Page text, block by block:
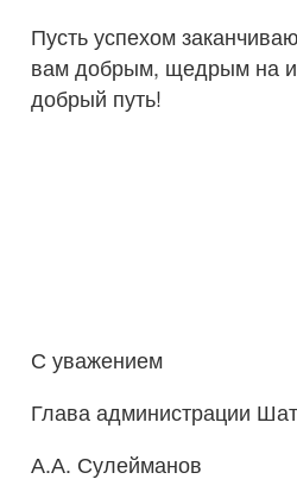
Пусть успехом
вам добрым, щедрым на
добрый путь!
С уважением
Глава администрации
А.А. Сулейманов